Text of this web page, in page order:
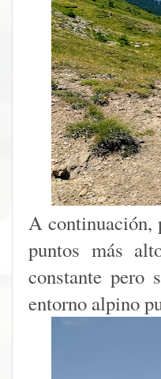
A continuación,
puntos más
constante pero
entorno alpino